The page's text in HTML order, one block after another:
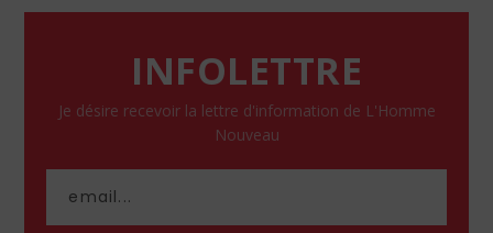
INFOLETTRE
Je désire recevoir la lettre d'information de L'Homme
Nouveau